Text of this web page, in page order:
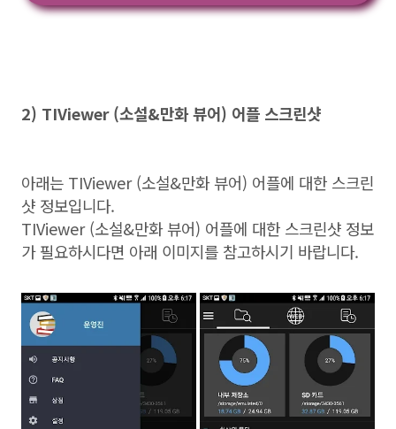
2) TIViewer (소설&만화 뷰어) 어플 스크린샷
아래는 TIViewer (소설&만화 뷰어) 어플에 대한 스크린
샷 정보입니다.
TIViewer (소설&만화 뷰어) 어플에 대한 스크린샷 정보
가 필요하시다면 아래 이미지를 참고하시기 바랍니다.